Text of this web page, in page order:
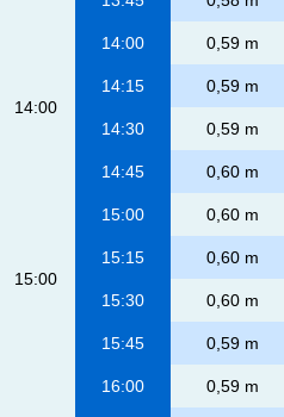
14:00
14:00 0,59 m
14:15 0,59 m
14:30 0,59 m
14:45 0,60 m
15:00
15:00 0,60 m
15:15 0,60 m
15:30 0,60 m
15:45 0,59 m
16:00 0,59 m